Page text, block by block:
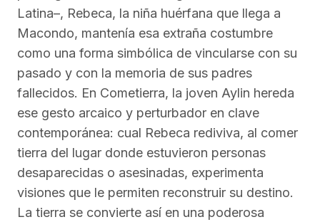
Latina–, Rebeca, la niña huérfana que llega a
Macondo, mantenía esa extraña costumbre
como una forma simbólica de vincularse con su
pasado y con la memoria de sus padres
fallecidos. En Cometierra, la joven Aylin hereda
ese gesto arcaico y perturbador en clave
contemporánea: cual Rebeca rediviva, al comer
tierra del lugar donde estuvieron personas
desaparecidas o asesinadas, experimenta
visiones que le permiten reconstruir su destino.
La tierra se convierte así en una poderosa